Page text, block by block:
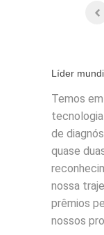
Líder
Temos
tecnologia
de
quase
nossa
prêmios
nossos